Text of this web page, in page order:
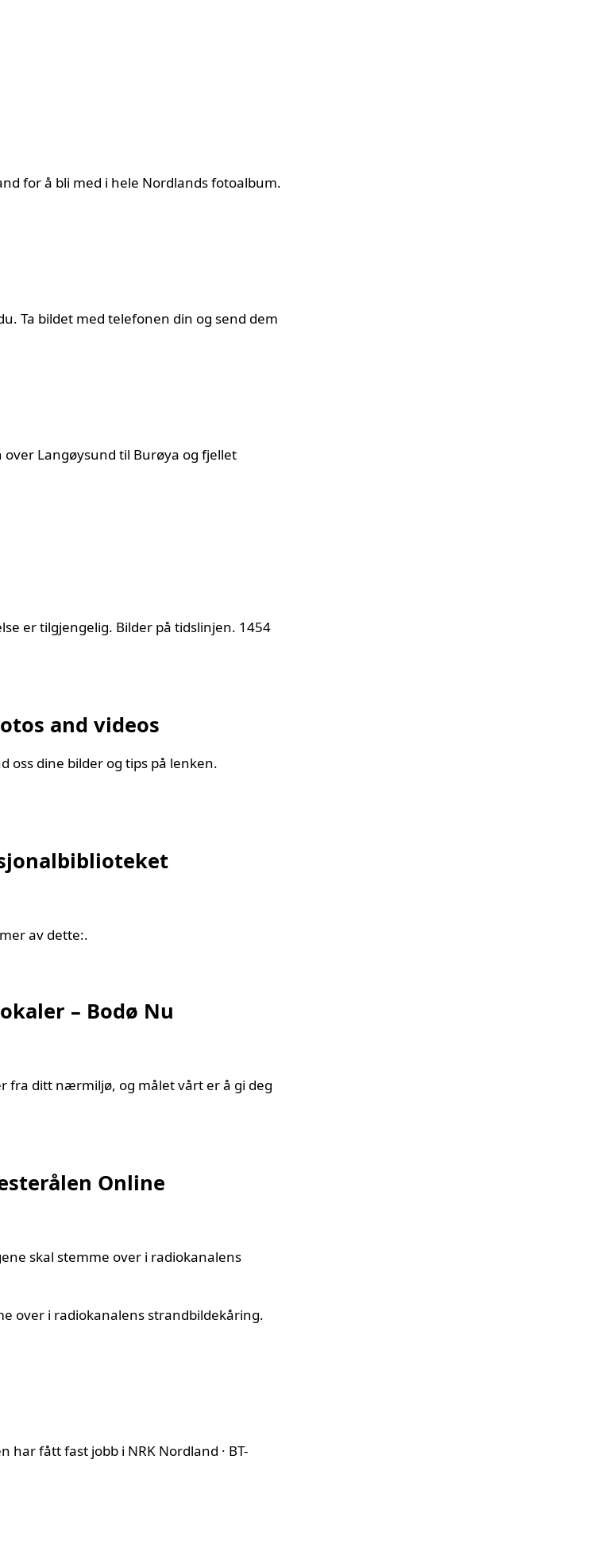
for å bli med i hele Nordlands fotoalbum.
Ta bildet med telefonen din og send dem
Langøysund til Burøya og fjellet
er tilgjengelig. Bilder på tidslinjen. 1454
and videos
oss dine bilder og tips på lenken.
av dette:.
– Bodø Nu
fra ditt nærmiljø, og målet vårt er å gi deg
Online
skal stemme over i radiokanalens
over i radiokanalens strandbildekåring.
har fått fast jobb i NRK Nordland · BT-